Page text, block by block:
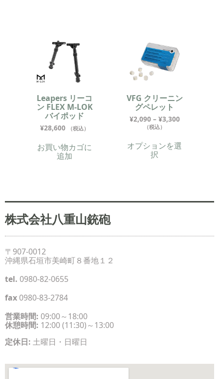
Leapers リーコ
ン FLEX M-LOK
バイポッド
¥28,600 （税込）
お買い物カゴに
追加
VFG クリーニン
グペレット
¥2,090 – ¥3,300
（税込）
オプションを選
択
株式会社八重山銃砲
〒907-0012
沖縄県石垣市美崎町８番地１２
tel. 0980-82-0655
fax 0980-83-2784
営業時間: 09:00～18:00
休憩時間: 12:00 (11:30)～13:00
定休日: 土曜日・日曜日